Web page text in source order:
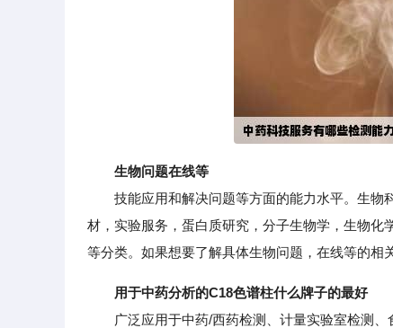
生物问题在线等
技能应用和解决问题等方面的能力水平。生物
材，实验服务，蛋白质研究，分子生物学，生物
等分类。如果想要了解具体生物问题，在线等的相
用于中药分析的C18色谱柱什么牌子的最好
广泛应用于中药/西药检测、计量实验室检测、